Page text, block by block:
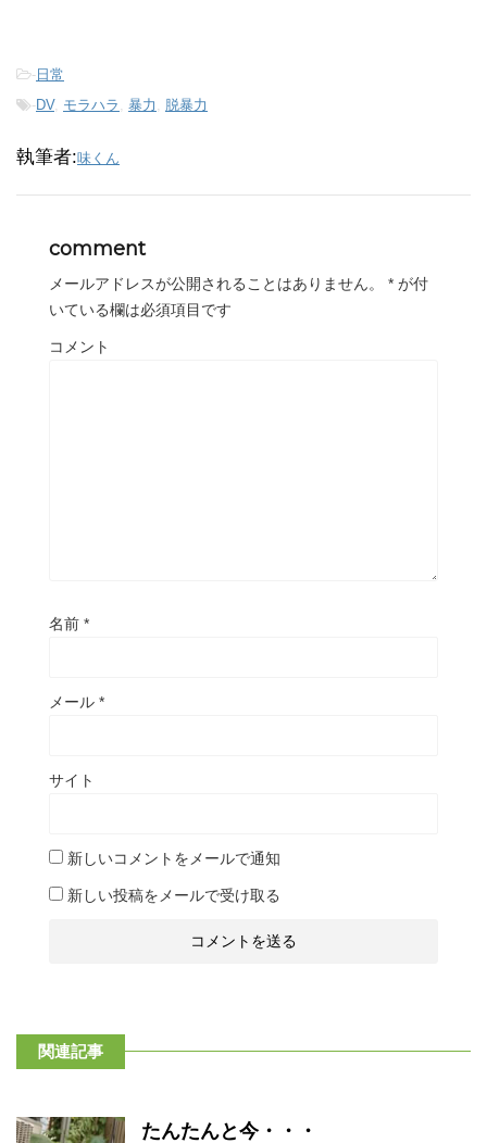
- 日常
-DV, モラハラ , 暴力 , 脱暴力
執筆者:味くん
comment
メールアドレスが公開されることはありません。 * が付
いている欄は必須項目です
コメント
名前 *
メール *
サイト
新しいコメントをメールで通知
新しい投稿をメールで受け取る
関連記事
たんたんと今・・・